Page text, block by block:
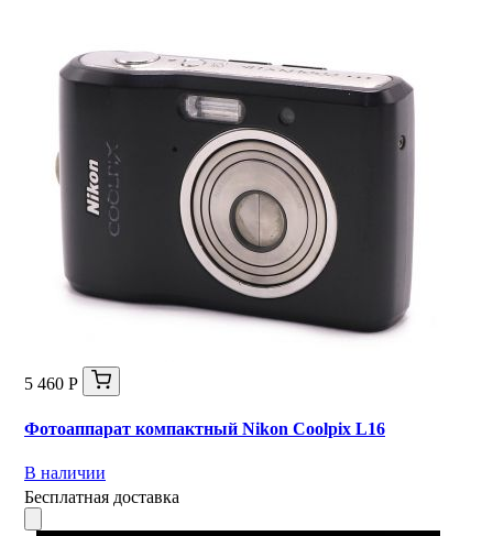
5 460 Р
Фотоаппарат компактный Nikon Coolpix L16
В наличии
Бесплатная доставка